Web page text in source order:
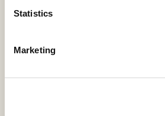
Statistics
Marketing